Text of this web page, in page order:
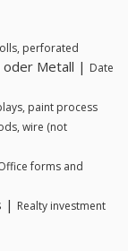
perforated
oder Metall | Date
paint process
wire (not
forms and
| Realty investment